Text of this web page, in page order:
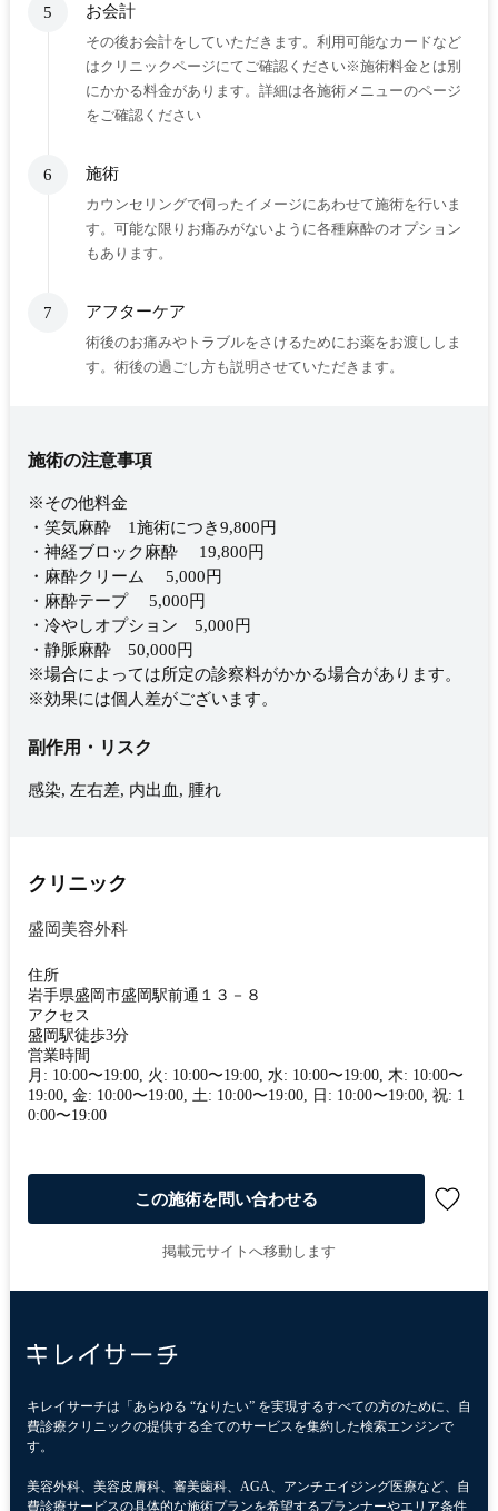
5 お会計
その後お会計をしていただきます。利用可能なカードなど
はクリニックページにてご確認ください※施術料金とは別
にかかる料金があります。詳細は各施術メニューのページ
をご確認ください
6 施術
カウンセリングで伺ったイメージにあわせて施術を行いま
す。可能な限りお痛みがないように各種麻酔のオプション
もあります。
7 アフターケア
術後のお痛みやトラブルをさけるためにお薬をお渡ししま
す。術後の過ごし方も説明させていただきます。
施術の注意事項
※その他料金
・笑気麻酔 1施術につき9,800円
・神経ブロック麻酔 19,800円
・麻酔クリーム 5,000円
・麻酔テープ 5,000円
・冷やしオプション 5,000円
・静脈麻酔 50,000円
※場合によっては所定の診察料がかかる場合があります。
※効果には個人差がございます。
副作用・リスク
感染, 左右差, 内出血, 腫れ
クリニック
盛岡美容外科
住所
岩手県盛岡市盛岡駅前通１３－８
アクセス
盛岡駅徒歩3分
営業時間
月: 10:00〜19:00, 火: 10:00〜19:00, 水: 10:00〜19:00, 木: 10:00〜
19:00, 金: 10:00〜19:00, 土: 10:00〜19:00, 日: 10:00〜19:00, 祝: 1
0:00〜19:00
この施術を問い合わせる
掲載元サイトへ移動します
キレイサーチは「あらゆる “なりたい” を実現するすべての方のために、自
費診療クリニックの提供する全てのサービスを集約した検索エンジンで
す。
美容外科、美容皮膚科、審美歯科、AGA、アンチエイジング医療など、自
費診療サービスの具体的な施術プランを希望するプランナーやエリア条件